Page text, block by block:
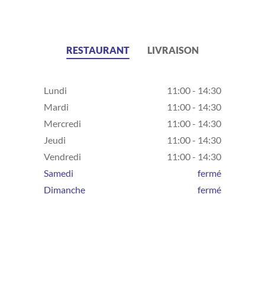
RESTAURANT LIVRAISON
Lundi
11:00 - 14:30
Mardi
11:00 - 14:30
Mercredi
11:00 - 14:30
Jeudi
11:00 - 14:30
Vendredi
11:00 - 14:30
Samedi
fermé
Dimanche
fermé